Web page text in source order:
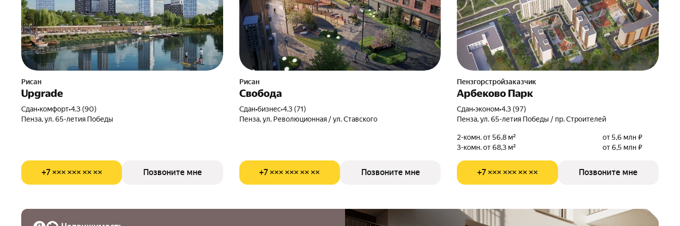
Рисан
Upgrade
Сдан•комфорт•4.3 (90)
Пенза, ул. 65-летия Победы
+7 ××× ××× ×× ×× Позвоните мне
Рисан
Свобода
Сдан•бизнес•4.3 (71)
Пенза, ул. Революционная / ул. Ставского
+7 ××× ××× ×× ×× Позвоните мне
Пензгорстройзаказчик
Арбеково Парк
Сдан•эконом•4.3 (97)
Пенза, ул. 65-летия Победы / пр. Строителей
2-комн. от 56,8 м²
от 5,6 млн ₽
3-комн. от 68,3 м²
от 6,5 млн ₽
+7 ××× ××× ×× ×× Позвоните мне